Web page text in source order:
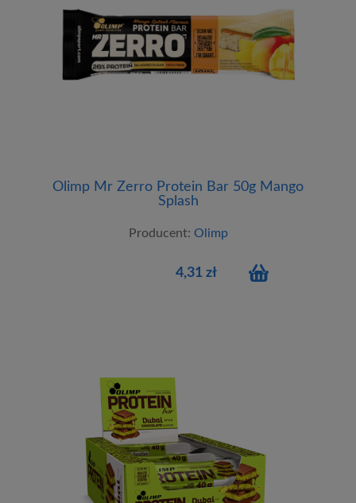
Olimp Mr Zerro Protein Bar 50g Mango
Splash
Producent: Olimp
4,31 zł